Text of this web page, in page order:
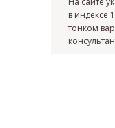
в индексе
тонком
ИНН
ОГРНИП